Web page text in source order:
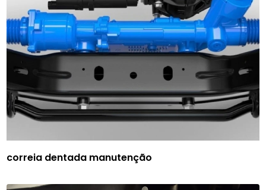
correia dentada manutenção